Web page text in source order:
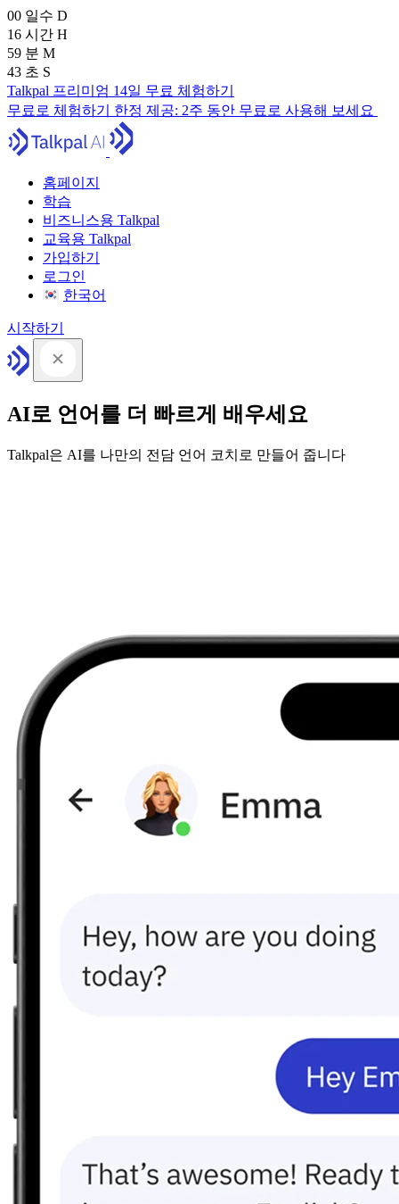
00 일수 D
16 시간 H
59 분 M
41 초 S
Talkpal 프리미엄 14일 무료 체험하기
무료로 체험하기 한정 제공: 2주 동안 무료로 사용해 보세요
홈페이지
학습
비즈니스용 Talkpal
교육용 Talkpal
가입하기
로그인
한국어
시작하기
AI로 언어를 더 빠르게 배우세요
Talkpal은 AI를 나만의 전담 언어 코치로 만들어 줍니다